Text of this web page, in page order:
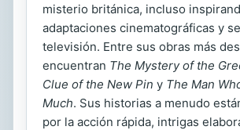
misterio británica, incluso
adaptaciones cinematográficas y
televisión. Entre sus obras más
encuentran The Mystery of the
Clue of the New Pin y The Man
Much. Sus historias a menudo
por la acción rápida, intrigas